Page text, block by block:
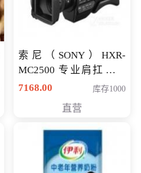
索尼（SONY）HXR-
MC2500 专业肩扛式存
储卡全高清摄录一体机
清入门级摄像机
7168.00 库存1000
直营